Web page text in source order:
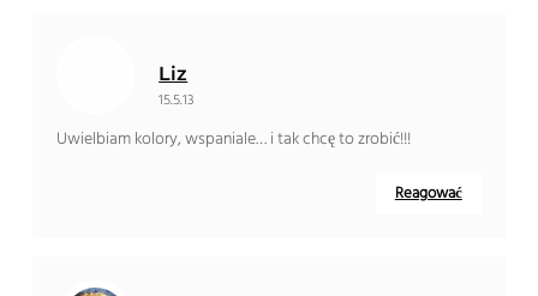
Liz
15.5.13
Uwielbiam kolory, wspaniale… i tak chcę to zrobić!!!
Reagować